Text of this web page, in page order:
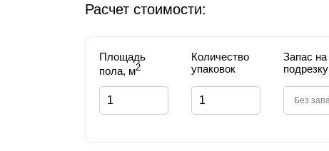
Расчет стоимости:
Площадь
пола, м2
Количество
упаковок
Запас на
подрезку